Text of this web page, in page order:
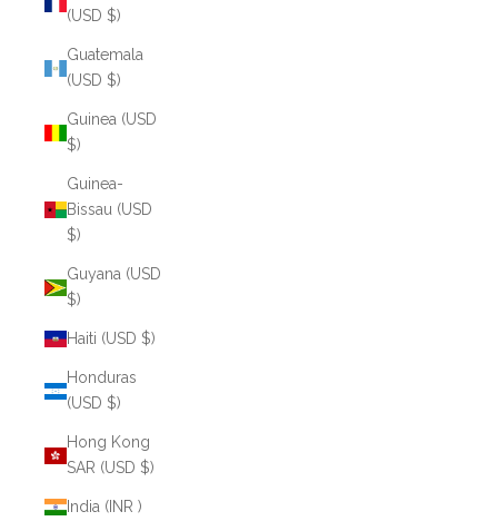
(USD $)
Guatemala
(USD $)
Guinea (USD
$)
Guinea-
Bissau (USD
$)
Guyana (USD
$)
Haiti (USD $)
Honduras
(USD $)
Hong Kong
SAR (USD $)
India (INR ₹)